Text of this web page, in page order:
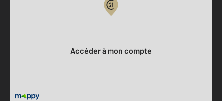
Accéder à mon compte